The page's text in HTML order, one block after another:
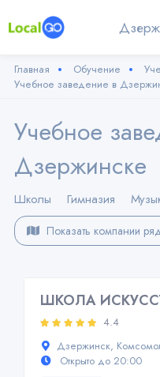
Главная Обучение
Учебное заведение в
Учебное
Дзержинске
Школы Гимназия
Показать компании
ШКОЛА
4.4
Дзержинск,
Открыто до 20:00